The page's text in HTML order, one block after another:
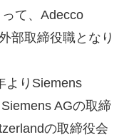
て、Adecco
部取締役職となり
よりSiemens
AGの取締
の取締役会